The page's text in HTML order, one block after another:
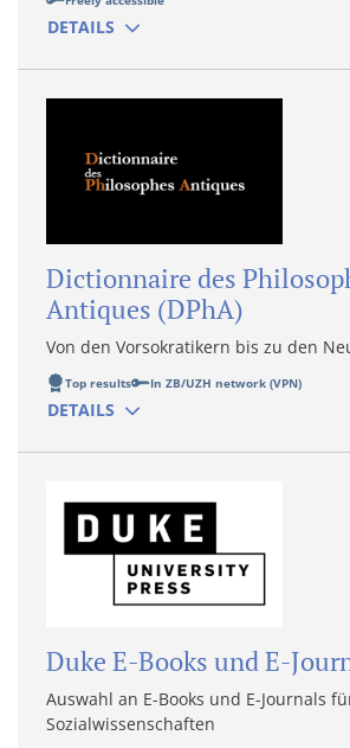
DETAILS
Dictionnaire des
Antiques (DPhA)
Von den Vorsokratikern bis zu den
DETAILS
Top results In ZB/UZH network (VPN)
Duke E-Books und E-
Auswahl an E-Books und E-Journals
Sozialwissenschaften